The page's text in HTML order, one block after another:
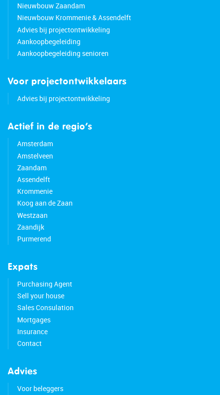
Nieuwbouw Zaandam
Nieuwbouw Krommenie & Assendelft
Advies bij projectontwikkeling
Aankoopbegeleiding
Aankoopbegeleiding senioren
Voor projectontwikkelaars
Advies bij projectontwikkeling
Actief in de regio’s
Amsterdam
Amstelveen
Zaandam
Assendelft
Krommenie
Koog aan de Zaan
Westzaan
Zaandijk
Purmerend
Expats
Purchasing Agent
Sell your house
Sales Consulation
Mortgages
Insurance
Contact
Advies
Voor beleggers